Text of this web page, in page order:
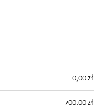
kosztów płatności
0,00 zł
700,00 zł